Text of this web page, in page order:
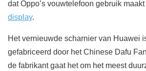
dat Oppo’s vouwtelefoon gebruik
display.
Het vernieuwde scharnier van Huawei
gefabriceerd door het Chinese Dafu
de fabrikant gaat het om het meest